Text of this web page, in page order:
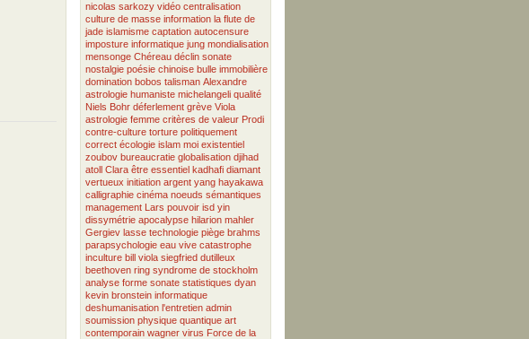
nicolas sarkozy vidéo centralisation
culture de masse information la flute de
jade islamisme captation autocensure
imposture informatique jung mondialisation
mensonge Chéreau déclin sonate
nostalgie poésie chinoise bulle immobilière
domination bobos talisman Alexandre
astrologie humaniste michelangeli qualité
Niels Bohr déferlement grève Viola
astrologie femme critères de valeur Prodi
contre-culture torture politiquement
correct écologie islam moi existentiel
zoubov bureaucratie globalisation djihad
atoll Clara être essentiel kadhafi diamant
vertueux initiation argent yang hayakawa
calligraphie cinéma noeuds sémantiques
management Lars pouvoir isd yin
dissymétrie apocalypse hilarion mahler
Gergiev lasse technologie piège brahms
parapsychologie eau vive catastrophe
inculture bill viola siegfried dutilleux
beethoven ring syndrome de stockholm
analyse forme sonate statistiques dyan
kevin bronstein informatique
deshumanisation l'entretien admin
soumission physique quantique art
contemporain wagner virus Force de la